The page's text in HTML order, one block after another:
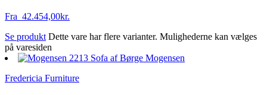
Fra 42.454,00kr.
Se produkt Dette vare har flere varianter. Mulighederne kan vælges
på varesiden
Fredericia Furniture